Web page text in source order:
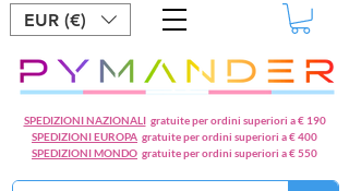
SPEDIZIONI NAZIONALIgratuite per ordini superiori a € 190
SPEDIZIONI EUROPA gratuite per ordini superiori a € 400
SPEDIZIONI MONDO gratuite per ordini superiori a € 550
EUR (€)